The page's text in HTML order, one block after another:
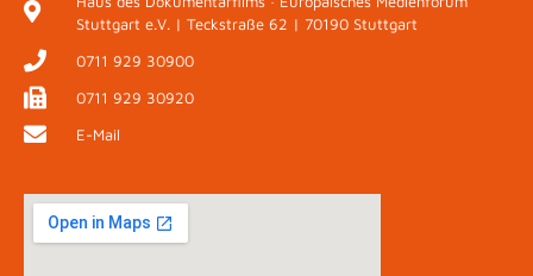
Stuttgart e.V. | Teckstraße 62 | 70190 Stuttgart
0711 929 30900
0711 929 30920
E-Mail